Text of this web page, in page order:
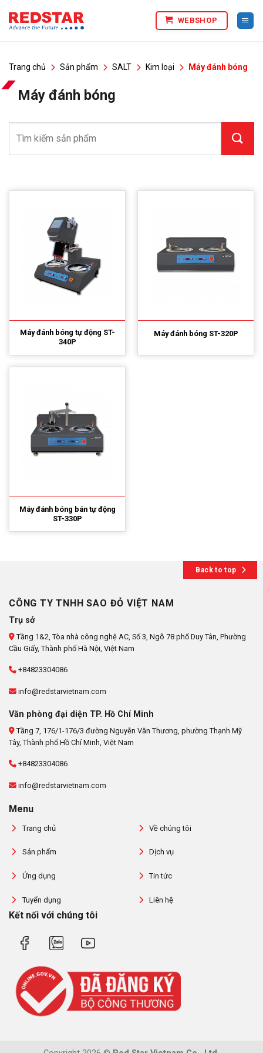
qua
WEBSHOP
Trang chủ Sản phẩm SALT Kim loại Máy đánh bóng
Máy đánh bóng
kiếm:
Máy đánh bóng tự động ST-
340P
Máy đánh bóng ST-320P
Máy đánh bóng bán tự động
ST-330P
Back to top
CÔNG TY TNHH SAO ĐỎ VIỆT NAM
Trụ sở
Tầng 1&2, Tòa nhà công nghệ AC, Số 3, Ngõ 78 phố Duy Tân, Phường
Cầu Giấy, Thành phố Hà Nội, Việt Nam
+84823304086
info@redstarvietnam.com
Văn phòng đại diện TP. Hồ Chí Minh
Tầng 7, 176/1-176/3 đường Nguyễn Văn Thương, phường Thạnh Mỹ
Tây, Thành phố Hồ Chí Minh, Việt Nam
+84823304086
info@redstarvietnam.com
Menu
Trang chủ Về chúng tôi
Sản phẩm Dịch vụ
Ứng dụng Tin tức
Tuyển dụng Liên hệ
Kết nối với chúng tôi